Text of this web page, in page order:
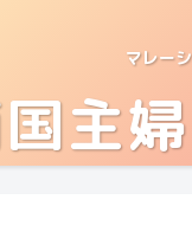
マレー
主